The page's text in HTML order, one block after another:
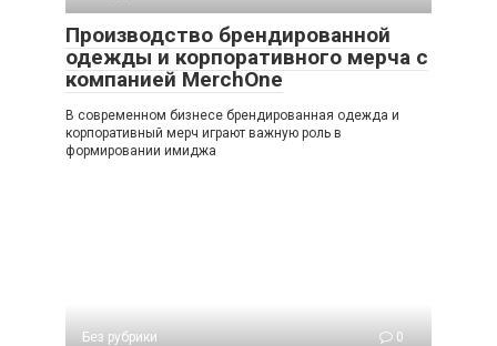
Производство брендированной
одежды и корпоративного мерча с
компанией MerchOne
В современном бизнесе брендированная одежда и
корпоративный мерч играют важную роль в
формировании имиджа
Без рубрики 0